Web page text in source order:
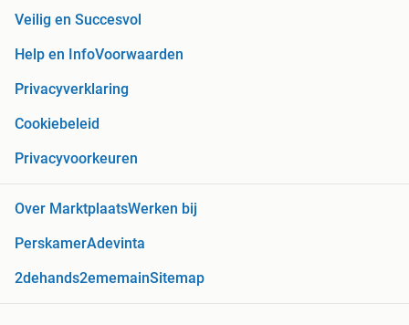
Veilig en Succesvol
Help en InfoVoorwaarden
Privacyverklaring
Cookiebeleid
Privacyvoorkeuren
Over MarktplaatsWerken bij
PerskamerAdevinta
2dehands2ememainSitemap